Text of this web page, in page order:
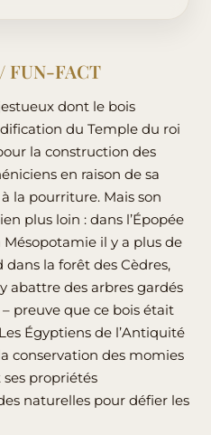
FUN-FACT
dont le bois
du Temple du roi
la construction des
en raison de sa
la pourriture. Mais son
plus loin : dans l’Épopée
il y a plus de
la forêt des Cèdres,
abattre des arbres gardés
preuve que ce bois était
Égyptiens de l’Antiquité
conservation des momies
propriétés
naturelles pour défier les